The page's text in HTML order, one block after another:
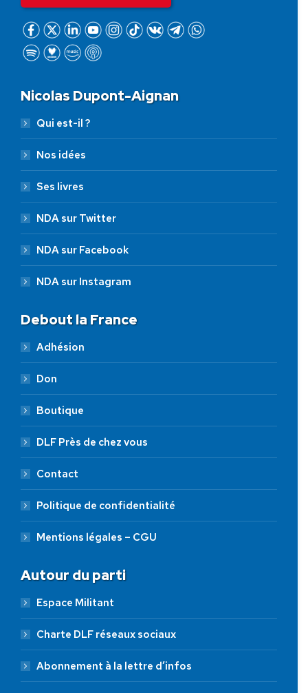
Nicolas Dupont-Aignan
Qui est-il ?
Nos idées
Ses livres
NDA sur Twitter
NDA sur Facebook
NDA sur Instagram
Debout la France
Adhésion
Don
Boutique
DLF Près de chez vous
Contact
Politique de confidentialité
Mentions légales – CGU
Autour du parti
Espace Militant
Charte DLF réseaux sociaux
Abonnement à la lettre d’infos